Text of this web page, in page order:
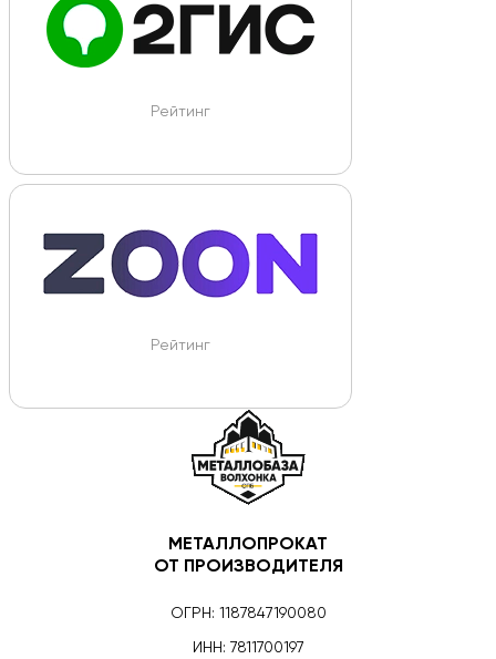
Рейтинг
Рейтинг
МЕТАЛЛОПРОКАТ
ОТ ПРОИЗВОДИТЕЛЯ
ОГРН: 1187847190080
ИНН: 7811700197